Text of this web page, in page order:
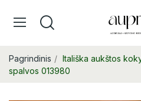
Pagrindinis
Itališka aukštos
spalvos 013980